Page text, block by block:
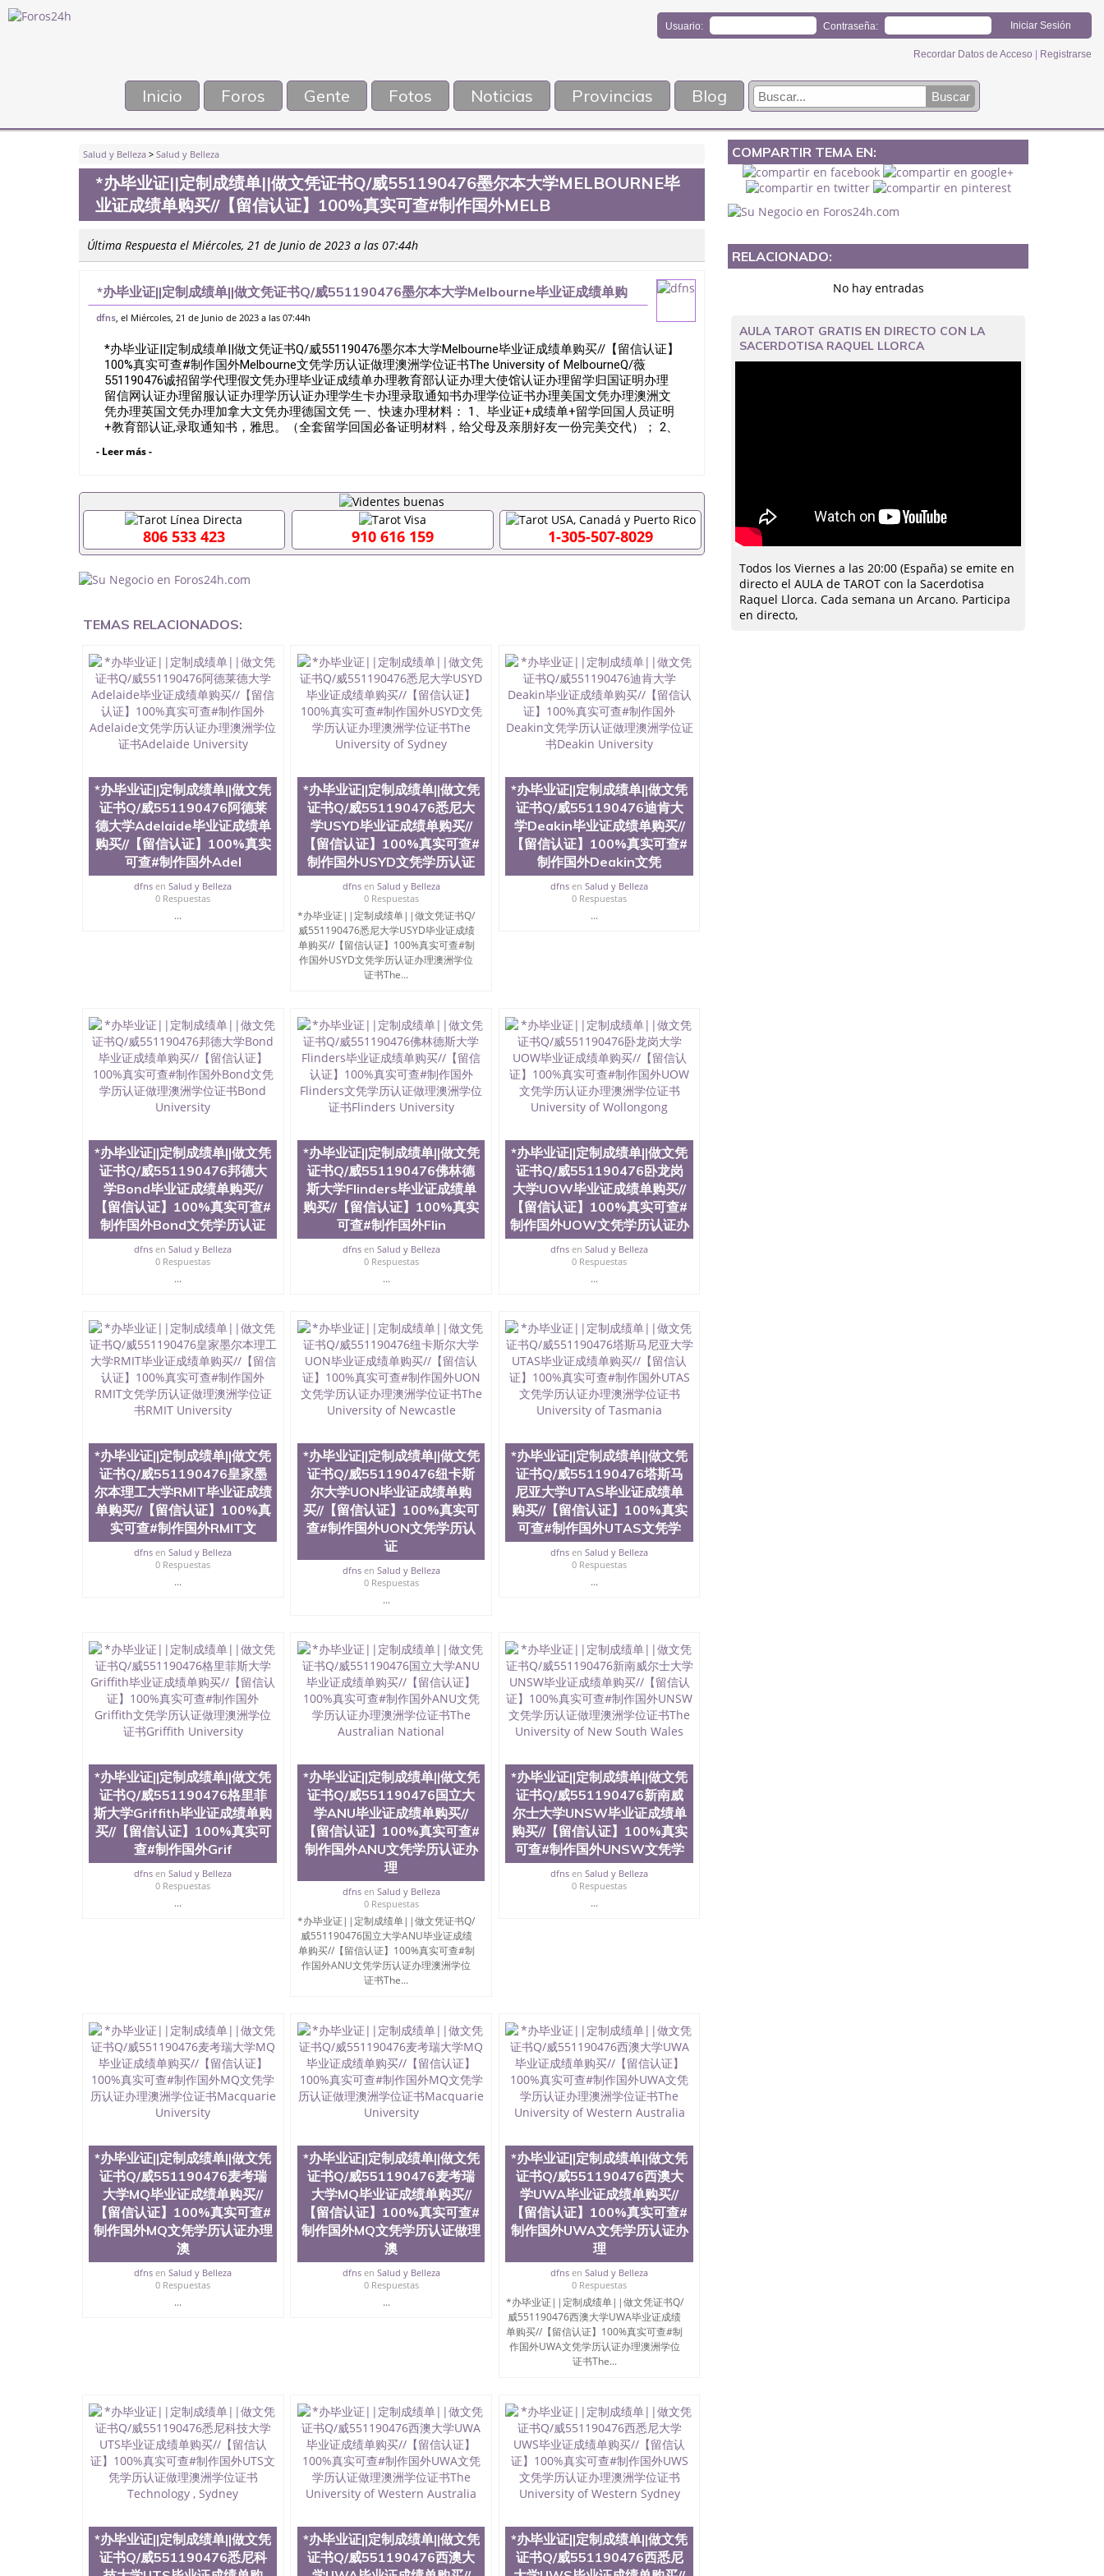
Usuario: Contraseña:
Recordar Datos de Acceso Registrarse
Inicio Foros Gente Fotos Noticias Provincias Blog
Salud y Belleza > Salud y Belleza
*办毕业证||定制成绩单||做文凭证书Q/威551190476墨尔本大学MELBOURNE毕
业证成绩单购买//【留信认证】100%真实可查#制作国外MELB
Última Respuesta el Miércoles, 21 de Junio de 2023 a las 07:44h
*办毕业证||定制成绩单||做文凭证书Q/威551190476墨尔本大学Melbourne毕业证成绩单购
买//【留信认证】100%真实可查#制作国外Melb
dfns, el Miércoles, 21 de Junio de 2023 a las 07:44h
*办毕业证||定制成绩单||做文凭证书Q/威551190476墨尔本大学Melbourne毕业证成绩单购买//【留信认证】
100%真实可查#制作国外Melbourne文凭学历认证做理澳洲学位证书The University of MelbourneQ/薇
551190476诚招留学代理假文凭办理毕业证成绩单办理教育部认证办理大使馆认证办理留学归国证明办理
留信网认证办理留服认证办理学历认证办理学生卡办理录取通知书办理学位证书办理美国文凭办理澳洲文
凭办理英国文凭办理加拿大文凭办理德国文凭 一、快速办理材料： 1、毕业证+成绩单+留学回国人员证明
+教育部认证,录取通知书，雅思。（全套留学回国必备证明材料，给父母及亲朋好友一份完美交代）； 2、
到）。 注：上述材料，随时都可以安排办理，毕业证成绩单，学校，专业，学位，毕业时间都可以根据客
要定居国外需要办理什么材料551190476入职事业单位/国企假的毕业证会查吗551190476入职国企/事业单
位需要些什么材料551190476办理假毕业证在国内能用吗, 挂科拿不到毕业证怎么办, 毕业证丢了怎么办, 没
有正常毕业怎么办理毕业证,没毕业可以办学历认证吗,您是否因为中途辍学、挂科而没有正常毕业
551190476您是否因为递交材料不齐而被拒之门外551190476您是否因没正常毕业而导致回国得不到教育部
认证在校挂科了不想读了,成绩不理想毕不了业怎么办551190476找工作没有文凭怎么办,怎么办理本科/研究
551190476国外本科毕业证怎么办理551190476国外大学文凭可以打工作吗551190476怎么办理 外假毕业证
哪里可以办理水印成绩单551190476哪里可以修改成绩单GPA分数551190476假毕业证能查出来吗
551190476国外毕业证去哪认证QQ微信551190476找毕业证封皮QQ微信551190476国外毕业证外壳定制QQ
微信551190476快速代办国外毕业证QQ微信551190476快速拿到国外文凭QQ微信551190476国外留学文凭
认证QQ微信551190476国外文凭回国认证QQ微信551190476泰国文凭办理QQ微信551190476法国留学回国
证明QQ微信551190476 国外烫金照片QQ微信551190476外国文凭在中国有用吗QQ微信551190476德国留学
回国证明QQ微信551190476爱尔兰留学回国证明QQ微信551190476国外硕士文凭办理QQ微信551190476 网
上买文凭可靠吗QQ微信551190476买国外文凭质量QQ微信551190476国外本科毕业证怎么办理QQ微信
551190476国外大学文凭真制作QQ微信551190476办国外文凭可找工作QQ微信551190476国外大学有毕业
要交定金吗QQ微信551190476办国外可查文凭QQ微信551190476网上购买真文凭可信吗QQ微信551190476
学士学位证书查询机构QQ微信551190476 国外资格证书办理QQ微信551190476如何办理学历认证QQ微信
551190476海外文凭认证办理QQ微信551190476 圣何塞州立大学（San Jose State University, 又译为“圣荷
西州立大学”）成立于1857年，简称SJSU，是加州历史悠久的大学之一，也是美西地区的公立大学之一。
位于圣何塞市San Jose中心，占地154公顷。它是一所位于加利福尼亚州的著名综合性公立大学，它以极
高的就业率，全美名列前茅的毕业薪资，浓厚的多元化学术氛围，杰出的本科教育质量，被《福克斯》杂
志评选为全美50强公立综合性大学，每年有来自世界各地的成百上千的海外学生前往求学。 至今，这是一
所在世界上享有学术地位、声誉、实习机会和影响力的高等教育机构，并获誉为美国本科教育质量的核心
代表。其计算机系与会计系更是在当今美国大学教学排名中表现优异。其毕业生大多可以在其所处地域的
世界硅谷中心得到工作机会。许多硅谷公司甚至在学生大三和大四的学期提供许多相应科系的实习机会。
无论是加州大学系统(UC)，还是加州州立大学系统(CSU), 圣何塞州立大学都占据着加州所有大学中的地理
位置。 圣何塞州立大学座落于硅谷(Silicon Valley), 于附近的旧金山-圣何塞地区为全美的重要科技中心。约
有学生三万人，超过134种学士学科和65个硕士学科，并有来自世界60余国的学生来此就读。其有名的科
理信息； 2、客户付定金下单； 3、公司确认到账转制作点做电子图； 4、电子图做好发给客户确认； 5、
电子图确认好转成品部做成品； 6、成品做好拍照或者视频确认再付余款； 7、快递给客户（国内顺丰，国
外DHL）。 三、真实网上可查的证明材料 1、教育部学历学位认证，留服真实存档可查，存档。 2、留学回
国人员证明（使馆认证），使馆网站真实存档可查。 3、留信网真实可查认证办理，存档可查，终身受
用。 四、办理流程农业科学院、艺术与建筑学院、商学院、交流学院、地球及物质科学院、教育学院、工
程学院、健康与人类发展学院、信息工程与科学学院、人文学院、护理学院、科学学院等。学校的教育学
院排名在全美前十名，工学院排名在前十五名，且继续攀升中。纽约大学为学生们提供本科、硕士及博士
生物学、统计学、美术、电子工程、天文学、农业、环境污染控制、历史、电气工程、生物工程、建筑设
计、工商管理、材料科学、机械工程、航天工程、土木工程、数学、化学、英语、社会科学、心理学、戏
剧、市场营销、机械工程、计算机科学、物理学、人工智能、商科、金融专业 1、客户提供相关材料，确
定客户办理信息，给出操作方案； 2、补充毕业证成绩单等相关材料； 3、留服注册申请账号，付定金；
4、预约递交时间，公司人员陪同客户本人一起去留服递交材料； 5、等待结果，完成结果书留服直接邮寄
给客户 6、客户确认收到结果，付余款。 我们对海外大学及学院的毕业证成绩单所使用的材料，尺寸大
小，防伪结构（包括：水印，阴影底纹，钢印LOGO烫金烫银，LOGO烫金烫银复合重叠。 文字图案浮雕，
激光镭射，紫外荧光，温感，复印防伪）都有原版本文凭对照。质量得到了广大海外客户群体的认可，同
时和海外学校留学中介， 同时能做到与时俱进，及时掌握各大院校的（毕业证，成绩单，资格证，学生
卡，结业证，录取通知书，在读证明等相关材料）的版本更新信息， 能够在时间掌握的海外学历文凭的样
势： 我们在保证合理定价的同时，坚持较高性价比，通过品质和效率不断优化，为您倾情诠释什么是高性
价比。 咨询顾问：Sam q/微信:551190476 Q/微信:551190476办理毕业证成绩单、教育部认证,录取通知
书，雅思，留学回国证明.
公司专业制作、办理、仿制、成绩单文凭、改成绩、教育部学历学位认证、毕业证、成绩单、文凭、学历
文凭、假文凭假毕业证假学历书制作、假制作、办理、仿制学位证书、毕业证文凭、文凭毕业证、毕业证
认证、留服认证、使馆认证、使馆证明、使馆留学回国人员证明、留学生认证、学历认证、文凭认证学位
University）圣何塞州立大学毕业证（San Jose State University）圣何塞州立大学毕业证（San Jose State
University）圣何塞州立大学成绩单（San Jose State University）圣何塞州立大学成绩单（ San Jose State
University）圣何塞州立大学成绩单（San Jose State University）成绩单圣何塞州立大学文凭（San Jose
State University）圣何塞州立大学（San Jose State University）圣何塞州立大学（San Jose State
University）圣何塞州立大学（ San Jose State University）圣何塞州立大学（San Jose State University）
圣何塞州立大学文凭（San Jose State University）圣何塞州立大学文凭（San Jose State University）文凭
圣何塞州立大学文凭（San Jose State University）圣何塞州立大学学历（ San Jose State University）圣何
塞州立大学学历（San Jose State University）圣何塞州立大学学历（San Jose State University）圣 塞州立
大学学历（San Jose State University）圣何塞州立大学（San Jose State University）圣何塞州立大学
University）圣何塞州立大学（San Jose State University）圣何塞州立大学（San Jose State University）圣
何塞州立大学（San Jose State University）圣何塞州立大学学位证（San Jose State University）圣何塞州
立大学学位证（San Jose State University）圣何塞州立大学结业证（San Jose State University）圣何塞州
立大学结业证（San Jose State University）圣何塞州立大学结业证（San Jose State University）圣何塞州
立大学学位证（San Jose State University）圣何塞州立大学学位证（San Jose State University）圣何塞州
立大学学历证书（San Jose State University）圣何塞州立大学学历证书（San Jose State University）圣何
塞州立大学学历证书（San Jose State University）澳洲读书未毕业找人做文凭学位qq微信551190476澳洲
学历offieUniversityofSouthernQueensland 澳洲读书未毕业找人做文凭学位qq微信551190476澳洲读CQU中
央昆士兰大学学历成绩单购买学位证书/澳洲读本科硕士做文凭/购买澳洲大学毕业证成绩单假文凭学历*办
毕业证||定制成绩单||做文凭证书Q/威551190476墨尔本大学Melbourne毕业证成绩单购买//【留信认证】
100%真实可查#制作国外Melbourne文凭学历认证做理澳洲学位证书The University of Melbourne
- Leer más -
806 533 423 910 616 159 1-305-507-8029
TEMAS RELACIONADOS:
*办毕业证||定制成绩单||做文凭
证书Q/威551190476阿德莱
德大学Adelaide毕业证成绩单
购买//【留信认证】100%真实
可查#制作国外Adel
dfns enSalud y Belleza
0 Respuestas
...
*办毕业证||定制成绩单||做文凭
证书Q/威551190476悉尼大
学USYD毕业证成绩单购买//
【留信认证】100%真实可查#
制作国外USYD文凭学历认证
dfnsen Salud y Belleza
0 Respuestas
*办毕业证||定制成绩单||做文凭证书Q/
威551190476悉尼大学USYD毕业证成绩
单购买//【留信认证】100%真实可查#制
作国外USYD文凭学历认证办理澳洲学位
证书The...
*办毕业证||定制成绩单||做文凭
证书Q/威551190476迪肯大
学Deakin毕业证成绩单购买//
【留信认证】100%真实可查#
制作国外Deakin文凭
dfns enSalud y Belleza
0 Respuestas
...
*办毕业证||定制成绩单||做文凭
证书Q/威551190476邦德大
学Bond毕业证成绩单购买//
【留信认证】100%真实可查#
制作国外Bond文凭学历认证
dfns enSalud y Belleza
0 Respuestas
...
*办毕业证||定制成绩单||做文凭
证书Q/威551190476佛林德
斯大学Flinders毕业证成绩单
购买//【留信认证】100%真实
可查#制作国外Flin
dfnsen Salud y Belleza
0 Respuestas
...
*办毕业证||定制成绩单||做文凭
证书Q/威551190476卧龙岗
大学UOW毕业证成绩单购买//
【留信认证】100%真实可查#
制作国外UOW文凭学历认证办
dfns enSalud y Belleza
0 Respuestas
...
*办毕业证||定制成绩单||做文凭
证书Q/威551190476皇家墨
尔本理工大学RMIT毕业证成绩
单购买//【留信认证】100%真
实可查#制作国外RMIT文
dfns enSalud y Belleza
0 Respuestas
...
*办毕业证||定制成绩单||做文凭
证书Q/威551190476纽卡斯
尔大学UON毕业证成绩单购
买//【留信认证】100%真实可
查#制作国外UON文凭学历认
证
dfnsen Salud y Belleza
0 Respuestas
...
*办毕业证||定制成绩单||做文凭
证书Q/威551190476塔斯马
尼亚大学UTAS毕业证成绩单
购买//【留信认证】100%真实
可查#制作国外UTAS文凭学
dfns enSalud y Belleza
0 Respuestas
...
*办毕业证||定制成绩单||做文凭
证书Q/威551190476格里菲
斯大学Griffith毕业证成绩单购
买//【留信认证】100%真实可
查#制作国外Grif
dfns enSalud y Belleza
0 Respuestas
...
*办毕业证||定制成绩单||做文凭
证书Q/威551190476国立大
学ANU毕业证成绩单购买//
【留信认证】100%真实可查#
制作国外ANU文凭学历认证办
理
dfnsen Salud y Belleza
0 Respuestas
*办毕业证||定制成绩单||做文凭证书Q/
威551190476国立大学ANU毕业证成绩
单购买//【留信认证】100%真实可查#制
作国外ANU文凭学历认证办理澳洲学位
证书The...
*办毕业证||定制成绩单||做文凭
证书Q/威551190476新南威
尔士大学UNSW毕业证成绩单
购买//【留信认证】100%真实
可查#制作国外UNSW文凭学
dfns enSalud y Belleza
0 Respuestas
...
*办毕业证||定制成绩单||做文凭
证书Q/威551190476麦考瑞
大学MQ毕业证成绩单购买//
【留信认证】100%真实可查#
制作国外MQ文凭学历认证办理
澳
dfns enSalud y Belleza
0 Respuestas
...
*办毕业证||定制成绩单||做文凭
证书Q/威551190476麦考瑞
大学MQ毕业证成绩单购买//
【留信认证】100%真实可查#
制作国外MQ文凭学历认证做理
澳
dfnsen Salud y Belleza
0 Respuestas
...
*办毕业证||定制成绩单||做文凭
证书Q/威551190476西澳大
学UWA毕业证成绩单购买//
【留信认证】100%真实可查#
制作国外UWA文凭学历认证办
理
dfns enSalud y Belleza
0 Respuestas
*办毕业证||定制成绩单||做文凭证书Q/
威551190476西澳大学UWA毕业证成绩
单购买//【留信认证】100%真实可查#制
作国外UWA文凭学历认证办理澳洲学位
证书The...
*办毕业证||定制成绩单||做文凭
证书Q/威551190476悉尼科
*办毕业证||定制成绩单||做文凭
证书Q/威551190476西澳大
*办毕业证||定制成绩单||做文凭
证书Q/威551190476西悉尼
COMPARTIR TEMA EN:
RELACIONADO:
No hay entradas
AULA TAROT GRATIS EN DIRECTO CON LA
SACERDOTISA RAQUEL LLORCA
Todos los Viernes a las 20:00 (España) se emite en
directo el AULA de TAROT con la Sacerdotisa
Raquel Llorca. Cada semana un Arcano. Participa
en directo,